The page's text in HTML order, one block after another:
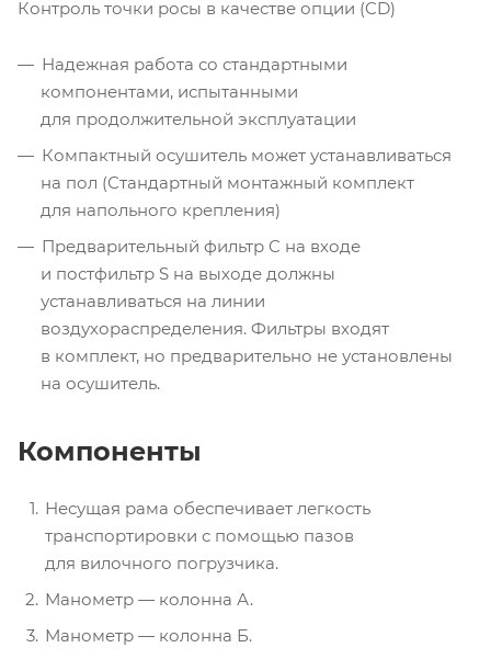
Контроль точки росы в качестве опции (CD)
Надежная работа со стандартными
компонентами, испытанными
для продолжительной эксплуатации
Компактный осушитель может устанавливаться
на пол (Стандартный монтажный комплект
для напольного крепления)
Предварительный фильтр C на входе
и постфильтр S на выходе должны
устанавливаться на линии
воздухораспределения. Фильтры входят
в комплект, но предварительно не установлены
на осушитель.
Компоненты
Несущая рама обеспечивает легкость
транспортировки с помощью пазов
для вилочного погрузчика.
Манометр — колонна А.
Манометр — колонна Б.